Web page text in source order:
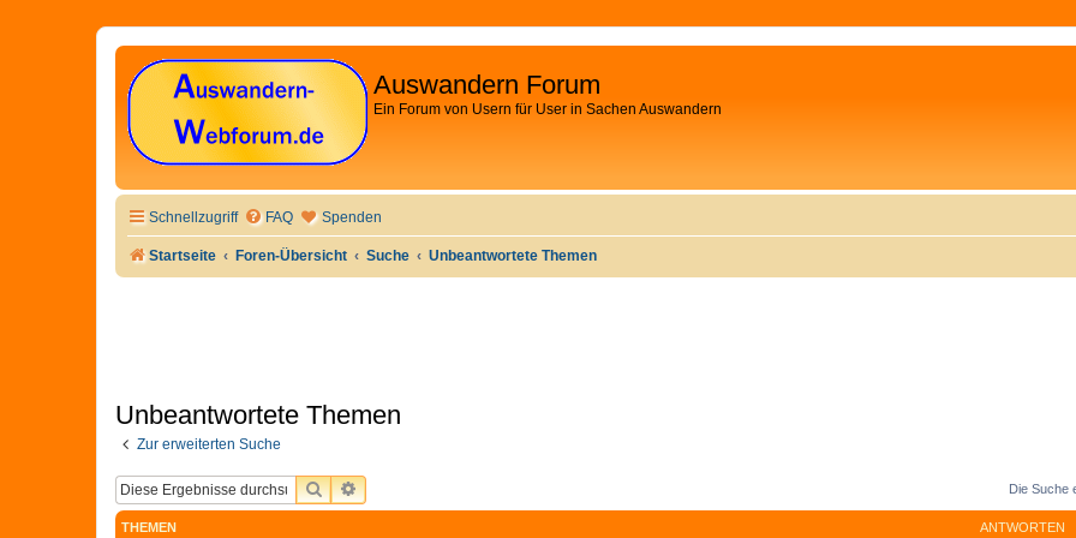
Auswandern Forum
Ein Forum von Usern für User in Sachen Auswandern
Schnellzugriff FAQ Spenden
Startseite Foren-Übersicht Suche Unbeantwortete Themen
Unbeantwortete Themen
Zur erweiterten Suche
SUCHEERWEITERTE SUCHE Die Suche
THEMEN ANTWORTEN